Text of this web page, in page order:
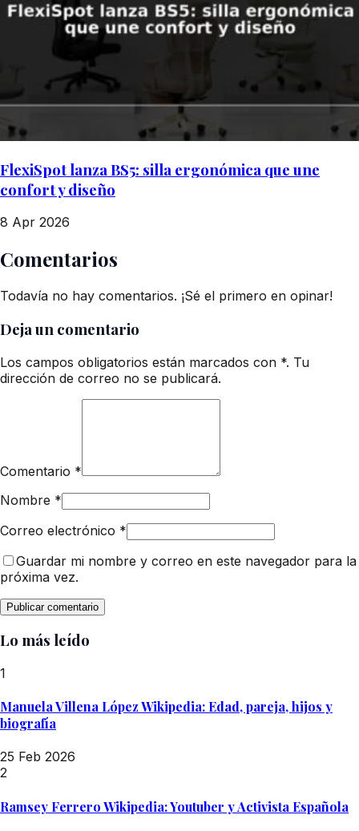
FlexiSpot lanza BS5: silla ergonómica que une
confort y diseño
8 Apr 2026
Comentarios
Todavía no hay comentarios. ¡Sé el primero en opinar!
Deja un comentario
Los campos obligatorios están marcados con *. Tu
dirección de correo no se publicará.
Comentario *
Nombre *
Correo electrónico *
Guardar mi nombre y correo en este navegador para la
próxima vez.
Lo más leído
1
Manuela Villena López Wikipedia: Edad, pareja, hijos y
biografía
25 Feb 2026
2
Ramsey Ferrero Wikipedia: Youtuber y Activista Española